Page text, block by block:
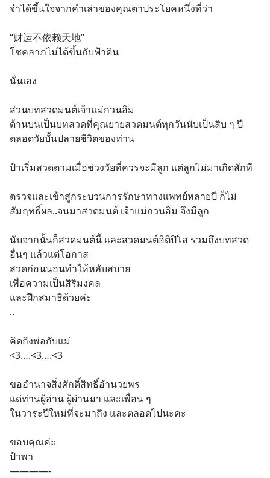
จำได้ขึ้นใจจากคำเล่าของคุณตาประโยคหนึ่งที่ว่า
“财运不依赖天地”
โชคลาภไม่ได้ขึ้นกับฟ้าดิน
นั่นเอง
ส่วนบทสวดมนต์เจ้าแม่กวนอิม
ด้านบนเป็นบทสวดที่คุณยายสวดมนต์ทุกวันนับเป็นสิบ ๆ ปี
ตลอดวัยบั้นปลายชีวิตของท่าน
ป้าเริ่มสวดตามเมื่อช่วงวัยที่ควรจะมีลูก แต่ลูกไม่มาเกิดสักที
ตรวจและเข้าสู่กระบวนการรักษาทางแพทย์หลายปี ก็ไม่
สัมฤทธิ์ผล..จนมาสวดมนต์ เจ้าแม่กวนอิม จึงมีลูก
นับจากนั้นก็สวดมนต์นี้ และสวดมนต์อิติปิโส รวมถึงบทสวด
อื่นๆ แล้วแต่โอกาส
สวดก่อนนอนทำให้หลับสบาย
เพื่อความเป็นสิริมงคล
และฝึกสมาธิด้วยค่ะ
..
คิดถึงพ่อกับแม่
<3….<3….<3
ขออำนาจสิ่งศักดิ์สิทธิ์อำนวยพร
แด่ท่านผู้อ่าน ผู้ผ่านมา และเพื่อน ๆ
ในวาระปีใหม่ที่จะมาถึง และตลอดไปนะคะ
ขอบคุณค่ะ
ป้าพา
————-